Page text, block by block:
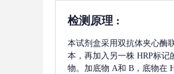
检测原理 :
本试剂盒采用双抗体夹心酶
本，再加入另一株 HRP标记
物。加底物 A和 B，底物在